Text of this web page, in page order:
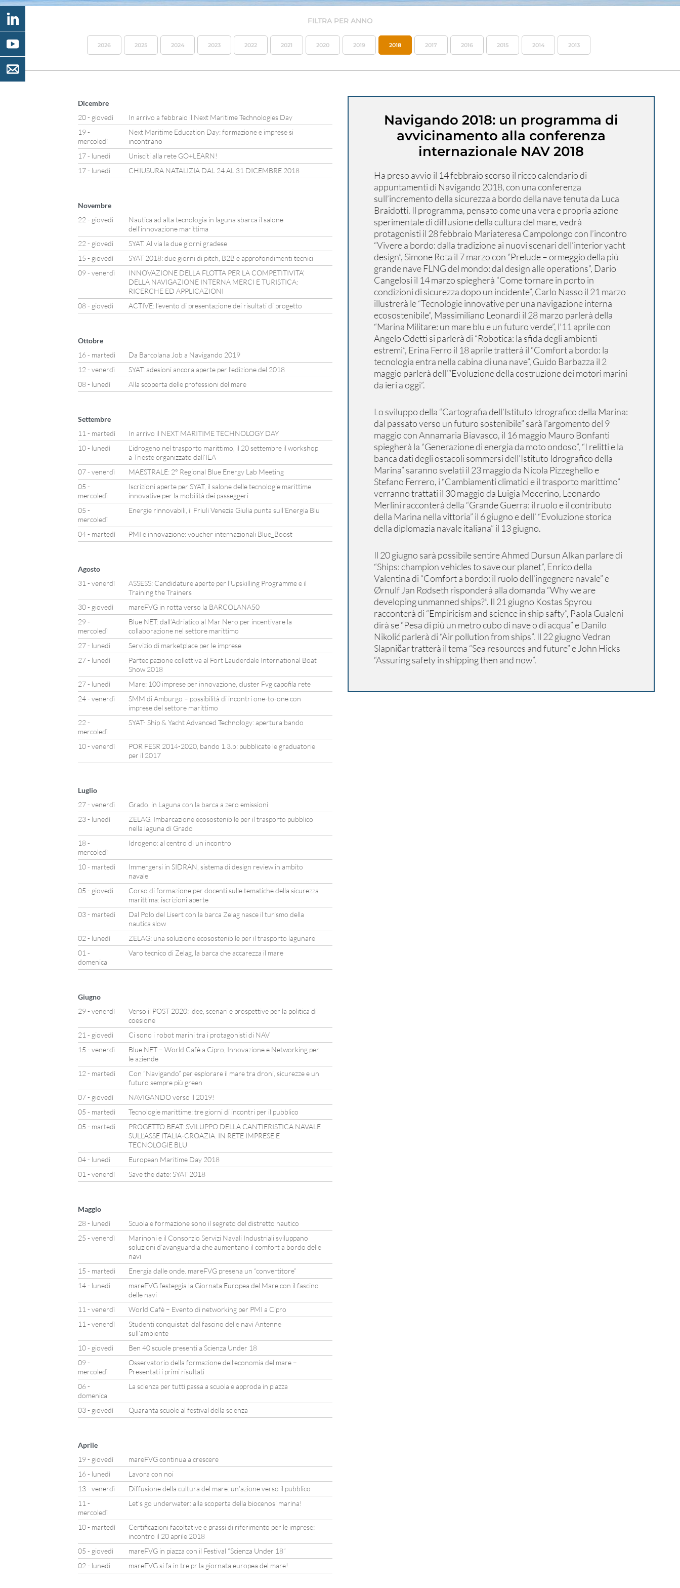
FILTRA PER ANNO
2026 2025 2024 2023 2022 2021 2020 2019 2018 2017 2016 2015 2014 2013
Dicembre
20 - giovedì
In arrivo a febbraio il Next Maritime Technologies Day
19 -
mercoledì
Next Maritime Education Day: formazione e imprese si
incontrano
17 - lunedì
Unisciti alla rete GO+LEARN!
17 - lunedì
CHIUSURA NATALIZIA DAL 24 AL 31 DICEMBRE 2018
Novembre
22 - giovedì
Nautica ad alta tecnologia in laguna sbarca il salone
dell’innovazione marittima
22 - giovedì
SYAT. Al via la due giorni gradese
15 - giovedì
SYAT 2018: due giorni di pitch, B2B e approfondimenti tecnici
09 - venerdì
INNOVAZIONE DELLA FLOTTA PER LA COMPETITIVITA’
DELLA NAVIGAZIONE INTERNA MERCI E TURISTICA:
RICERCHE ED APPLICAZIONI
08 - giovedì
ACTIVE: l’evento di presentazione dei risultati di progetto
Ottobre
16 - martedì
Da Barcolana Job a Navigando 2019
12 - venerdì
SYAT: adesioni ancora aperte per l’edizione del 2018
08 - lunedì
Alla scoperta delle professioni del mare
Settembre
11 - martedì
In arrivo il NEXT MARITIME TECHNOLOGY DAY
10 - lunedì
L’idrogeno nel trasporto marittimo, il 20 settembre il workshop
a Trieste organizzato dall’IEA
07 - venerdì
MAESTRALE: 2° Regional Blue Energy Lab Meeting
05 -
mercoledì
Iscrizioni aperte per SYAT, il salone delle tecnologie marittime
innovative per la mobilità dei passeggeri
05 -
mercoledì
Energie rinnovabili, il Friuli Venezia Giulia punta sull’Energia Blu
04 - martedì PMI e innovazione: voucher internazionali Blue_Boost
Agosto
31 - venerdì
ASSESS: Candidature aperte per l’Upskilling Programme e il
Training the Trainers
30 - giovedì
mareFVG in rotta verso la BARCOLANA50
29 -
mercoledì
Blue NET: dall’Adriatico al Mar Nero per incentivare la
collaborazione nel settore marittimo
27 - lunedì
Servizio di marketplace per le imprese
27 - lunedì
Partecipazione collettiva al Fort Lauderdale International Boat
Show 2018
27 - lunedì
Mare: 100 imprese per innovazione, cluster Fvg capofila rete
24 - venerdì
SMM di Amburgo – possibilità di incontri one-to-one con
imprese del settore marittimo
22 -
mercoledì
SYAT- Ship & Yacht Advanced Technology: apertura bando
10 - venerdì
POR FESR 2014-2020, bando 1.3.b: pubblicate le graduatorie
per il 2017
Luglio
27 - venerdì
Grado, in Laguna con la barca a zero emissioni
23 - lunedì
ZELAG. Imbarcazione ecosostenibile per il trasporto pubblico
nella laguna di Grado
18 -
mercoledì
Idrogeno: al centro di un incontro
10 - martedì
Immergersi in SIDRAN, sistema di design review in ambito
navale
05 - giovedì
Corso di formazione per docenti sulle tematiche della sicurezza
marittima: iscrizioni aperte
03 - martedì
Dal Polo del Lisert con la barca Zelag nasce il turismo della
nautica slow
02 - lunedì
ZELAG: una soluzione ecosostenibile per il trasporto lagunare
01 -
domenica
Varo tecnico di Zelag, la barca che accarezza il mare
Giugno
29 - venerdì
Verso il POST 2020: idee, scenari e prospettive per la politica di
coesione
21 - giovedì
Ci sono i robot marini tra i protagonisti di NAV
15 - venerdì
Blue NET – World Cafè a Cipro, Innovazione e Networking per
le aziende
12 - martedì
Con “Navigando” per esplorare il mare tra droni, sicurezze e un
futuro sempre più green
07 - giovedì
NAVIGANDO verso il 2019!
05 - martedì
Tecnologie marittime: tre giorni di incontri per il pubblico
05 - martedì
PROGETTO BEAT: SVILUPPO DELLA CANTIERISTICA NAVALE
SULL’ASSE ITALIA-CROAZIA. IN RETE IMPRESE E
TECNOLOGIE BLU
04 - lunedì
European Maritime Day 2018
01 - venerdì
Save the date: SYAT 2018
Maggio
28 - lunedì
Scuola e formazione sono il segreto del distretto nautico
25 - venerdì
Marinoni e il Consorzio Servizi Navali Industriali sviluppano
soluzioni d’avanguardia che aumentano il comfort a bordo delle
navi
15 - martedì
Energia dalle onde. mareFVG presena un “convertitore”
14 - lunedì
mareFVG festeggia la Giornata Europea del Mare con il fascino
delle navi
11 - venerdì
World Cafè – Evento di networking per PMI a Cipro
11 - venerdì
Studenti conquistati dal fascino delle navi Antenne
sull’ambiente
10 - giovedì
Ben 40 scuole presenti a Scienza Under 18
09 -
mercoledì
Osservatorio della formazione dell’economia del mare –
Presentati i primi risultati
06 -
domenica
La scienza per tutti passa a scuola e approda in piazza
03 - giovedì Quaranta scuole al festival della scienza
Aprile
19 - giovedì
mareFVG continua a crescere
16 - lunedì
Lavora con noi
13 - venerdì
Diffusione della cultura del mare: un’azione verso il pubblico
11 -
mercoledì
Let’s go underwater: alla scoperta della biocenosi marina!
10 - martedì
Certificazioni facoltative e prassi di riferimento per le imprese:
incontro il 20 aprile 2018
05 - giovedì
mareFVG in piazza con il Festival “Scienza Under 18”
02 - lunedì
mareFVG si fa in tre pr la giornata europea del mare!
Navigando 2018: un programma di
avvicinamento alla conferenza
internazionale NAV 2018
Ha preso avvio il 14 febbraio scorso il ricco calendario di
appuntamenti di Navigando 2018, con una conferenza
sull’incremento della sicurezza a bordo della nave tenuta da Luca
Braidotti. Il programma, pensato come una vera e propria azione
sperimentale di diffusione della cultura del mare, vedrà
protagonisti il 28 febbraio Mariateresa Campolongo con l’incontro
“Vivere a bordo: dalla tradizione ai nuovi scenari dell’interior yacht
design”, Simone Rota il 7 marzo con “Prelude – ormeggio della più
grande nave FLNG del mondo: dal design alle operations”, Dario
Cangelosi il 14 marzo spiegherà “Come tornare in porto in
condizioni di sicurezza dopo un incidente”, Carlo Nasso il 21 marzo
illustrerà le “Tecnologie innovative per una navigazione interna
ecosostenibile”, Massimiliano Leonardi il 28 marzo parlerà della
“Marina Militare: un mare blu e un futuro verde”, l’11 aprile con
Angelo Odetti si parlerà di “Robotica: la sfida degli ambienti
estremi”, Erina Ferro il 18 aprile tratterà il “Comfort a bordo: la
tecnologia entra nella cabina di una nave”, Guido Barbazza il 2
maggio parlerà dell’“Evoluzione della costruzione dei motori marini
da ieri a oggi”.
Lo sviluppo della “Cartografia dell’Istituto Idrografico della Marina:
dal passato verso un futuro sostenibile” sarà l’argomento del 9
maggio con Annamaria Biavasco, il 16 maggio Mauro Bonfanti
spiegherà la “Generazione di energia da moto ondoso”, “I relitti e la
banca dati degli ostacoli sommersi dell’Istituto Idrografico della
Marina” saranno svelati il 23 maggio da Nicola Pizzeghello e
Stefano Ferrero, i “Cambiamenti climatici e il trasporto marittimo”
verranno trattati il 30 maggio da Luigia Mocerino, Leonardo
Merlini racconterà della “Grande Guerra: il ruolo e il contributo
della Marina nella vittoria” il 6 giugno e dell’ “Evoluzione storica
della diplomazia navale italiana” il 13 giugno.
Il 20 giugno sarà possibile sentire Ahmed Dursun Alkan parlare di
“Ships: champion vehicles to save our planet”, Enrico della
Valentina di “Comfort a bordo: il ruolo dell’ingegnere navale” e
Ørnulf Jan Rødseth risponderà alla domanda “Why we are
developing unmanned ships?”. Il 21 giugno Kostas Spyrou
racconterà di “Empiricism and science in ship safty”, Paola Gualeni
dirà se “Pesa di più un metro cubo di nave o di acqua” e Danilo
Nikolić parlerà di “Air pollution from ships”. Il 22 giugno Vedran
Slapničar tratterà il tema “Sea resources and future” e John Hicks
“Assuring safety in shipping then and now”.